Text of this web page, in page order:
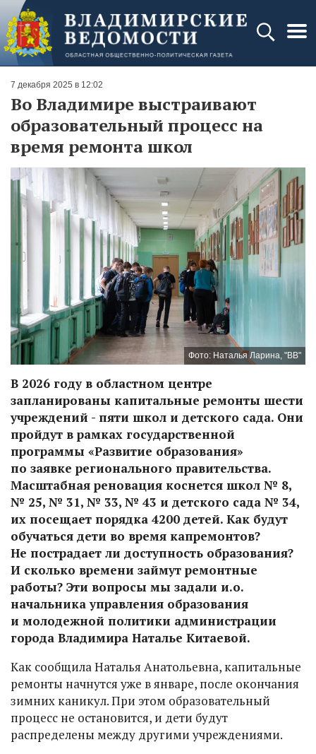
7 декабря 2025 в 12:02
Во Владимире выстраивают
образовательный процесс на
время ремонта школ
Фото: Наталья Ларина, "ВВ"
В 2026 году в областном центре
запланированы капитальные ремонты шести
учреждений - пяти школ и детского сада. Они
пройдут в рамках государственной
программы «Развитие образования»
по заявке регионального правительства.
Масштабная реновация коснется школ № 8,
№ 25, № 31, № 33, № 43 и детского сада № 34,
их посещает порядка 4200 детей. Как будут
обучаться дети во время капремонтов?
Не пострадает ли доступность образования?
И сколько времени займут ремонтные
работы? Эти вопросы мы задали и.о.
начальника управления образования
и молодежной политики администрации
города Владимира Наталье Китаевой.
Как сообщила Наталья Анатольевна, капитальные
ремонты начнутся уже в январе, после окончания
зимних каникул. При этом образовательный
процесс не остановится, и дети будут
распределены между другими учреждениями.